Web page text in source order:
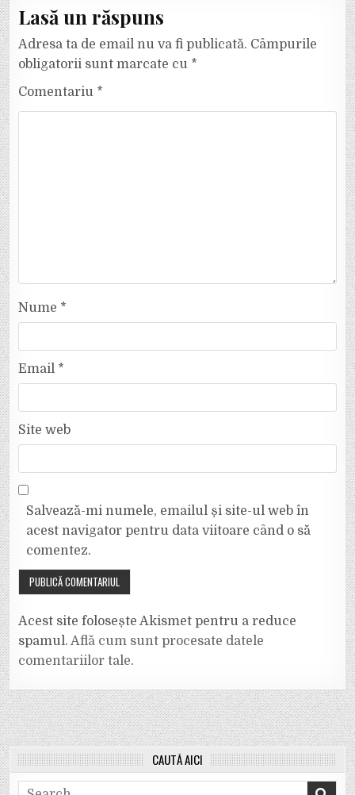
Lasă un răspuns
Adresa ta de email nu va fi publicată. Câmpurile
obligatorii sunt marcate cu *
Comentariu *
Nume *
Email *
Site web
Salvează-mi numele, emailul și site-ul web în
acest navigator pentru data viitoare când o să
comentez.
Acest site folosește Akismet pentru a reduce
spamul.Află cum sunt procesate datele
comentariilor tale.
CAUTĂ AICI
Search